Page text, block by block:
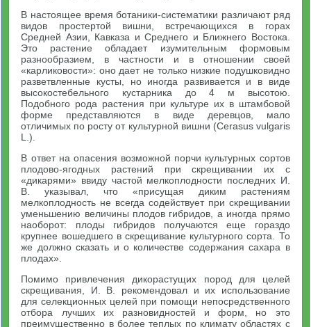
В настоящее время ботаники-систематики различают ряд
видов простертой вишни, встречающихся в горах
Средней Азии, Кавказа и Среднего и Ближнего Востока.
Это растение обладает изумительным формовым
разнообразием, в частности и в отношении своей
«карликовости»: оно дает не только низкие подушковидно
разветвленные кусты, но иногда развивается и в виде
высокостебельного кустарника до 4 м высотою.
Подобного рода растения при культуре их в штамбовой
форме представляются в виде деревцов, мало
отличимых по росту от культурной вишни (Cerasus vulgaris
L.).
В ответ на опасения возможной порчи культурных сортов
плодово-ягодных растений при скрещивании их с
«дикарями» ввиду частой мелкоплодности последних И.
В. указывал, что «присущая диким растениям
мелкоплодность не всегда содействует при скрещивании
уменьшению величины плодов гибридов, а иногда прямо
наоборот: плоды гибридов получаются еще гораздо
крупнее вошедшего в скрещивание культурного сорта. То
же должно сказать и о количестве содержания сахара в
плодах».
Помимо привлечения дикорастущих пород для целей
скрещивания, И. В. рекомендовал и их использование
для селекционных целей при помощи непосредственного
отбора лучших их разновидностей и форм, но это
преимущественно в более теплых по климату областях с